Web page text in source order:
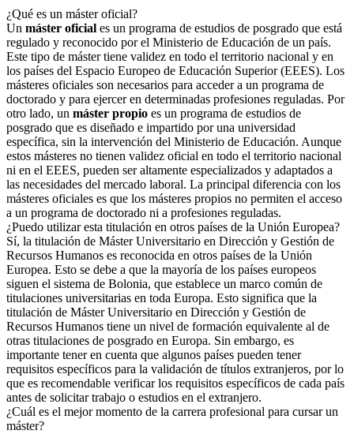
¿Qué es un máster oficial?
Un máster oficial es un programa de estudios de posgrado que está
regulado y reconocido por el Ministerio de Educación de un país.
Este tipo de máster tiene validez en todo el territorio nacional y en
los países del Espacio Europeo de Educación Superior (EEES). Los
másteres oficiales son necesarios para acceder a un programa de
doctorado y para ejercer en determinadas profesiones reguladas. Por
otro lado, un máster propio es un programa de estudios de
posgrado que es diseñado e impartido por una universidad
específica, sin la intervención del Ministerio de Educación. Aunque
estos másteres no tienen validez oficial en todo el territorio nacional
ni en el EEES, pueden ser altamente especializados y adaptados a
las necesidades del mercado laboral. La principal diferencia con los
másteres oficiales es que los másteres propios no permiten el acceso
a un programa de doctorado ni a profesiones reguladas.
¿Puedo utilizar esta titulación en otros países de la Unión Europea?
Sí, la titulación de Máster Universitario en Dirección y Gestión de
Recursos Humanos es reconocida en otros países de la Unión
Europea. Esto se debe a que la mayoría de los países europeos
siguen el sistema de Bolonia, que establece un marco común de
titulaciones universitarias en toda Europa. Esto significa que la
titulación de Máster Universitario en Dirección y Gestión de
Recursos Humanos tiene un nivel de formación equivalente al de
otras titulaciones de posgrado en Europa. Sin embargo, es
importante tener en cuenta que algunos países pueden tener
requisitos específicos para la validación de títulos extranjeros, por lo
que es recomendable verificar los requisitos específicos de cada país
antes de solicitar trabajo o estudios en el extranjero.
¿Cuál es el mejor momento de la carrera profesional para cursar un
máster?